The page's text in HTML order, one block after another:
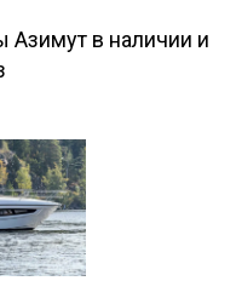
в наличии и